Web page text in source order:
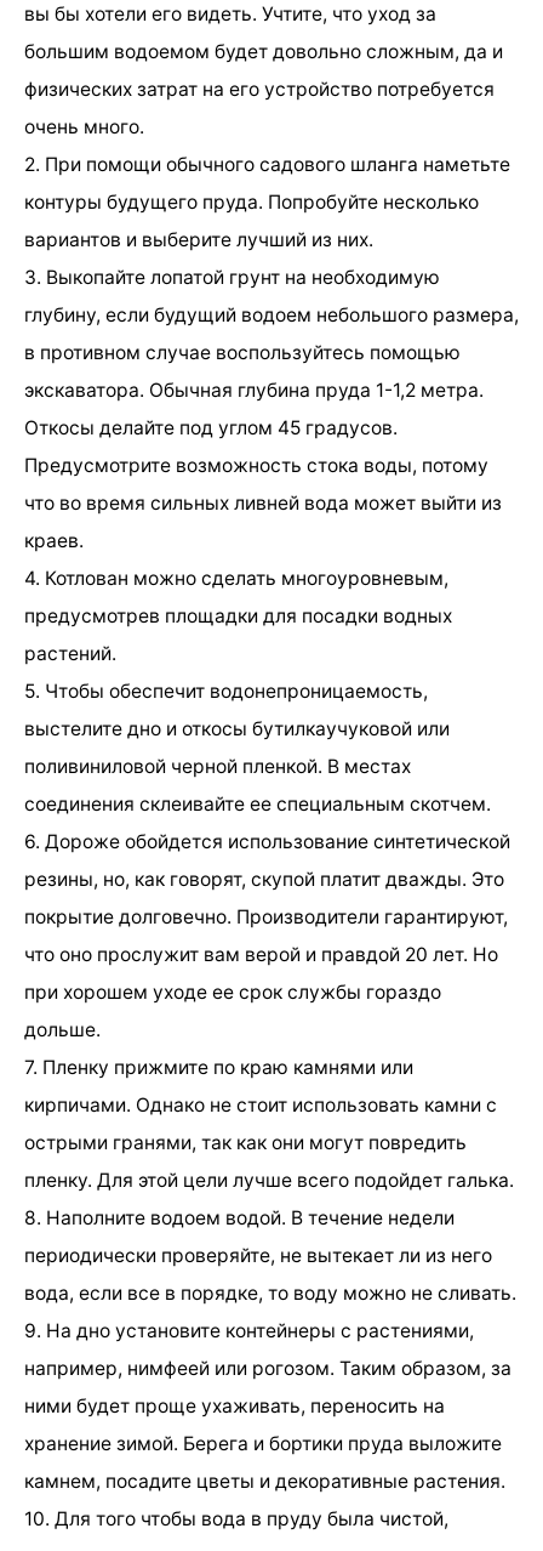
вы бы хотели его видеть. Учтите, что уход за
большим водоемом будет довольно сложным, да и
физических затрат на его устройство потребуется
очень много.
2. При помощи обычного садового шланга наметьте
контуры будущего пруда. Попробуйте несколько
вариантов и выберите лучший из них.
3. Выкопайте лопатой грунт на необходимую
глубину, если будущий водоем небольшого размера,
в противном случае воспользуйтесь помощью
экскаватора. Обычная глубина пруда 1-1,2 метра.
Откосы делайте под углом 45 градусов.
Предусмотрите возможность стока воды, потому
что во время сильных ливней вода может выйти из
краев.
4. Котлован можно сделать многоуровневым,
предусмотрев площадки для посадки водных
растений.
5. Чтобы обеспечит водонепроницаемость,
выстелите дно и откосы бутилкаучуковой или
поливиниловой черной пленкой. В местах
соединения склеивайте ее специальным скотчем.
6. Дороже обойдется использование синтетической
резины, но, как говорят, скупой платит дважды. Это
покрытие долговечно. Производители гарантируют,
что оно прослужит вам верой и правдой 20 лет. Но
при хорошем уходе ее срок службы гораздо
дольше.
7. Пленку прижмите по краю камнями или
кирпичами. Однако не стоит использовать камни с
острыми гранями, так как они могут повредить
пленку. Для этой цели лучше всего подойдет галька.
8. Наполните водоем водой. В течение недели
периодически проверяйте, не вытекает ли из него
вода, если все в порядке, то воду можно не сливать.
9. На дно установите контейнеры с растениями,
например, нимфеей или рогозом. Таким образом, за
ними будет проще ухаживать, переносить на
хранение зимой. Берега и бортики пруда выложите
камнем, посадите цветы и декоративные растения.
10. Для того чтобы вода в пруду была чистой,